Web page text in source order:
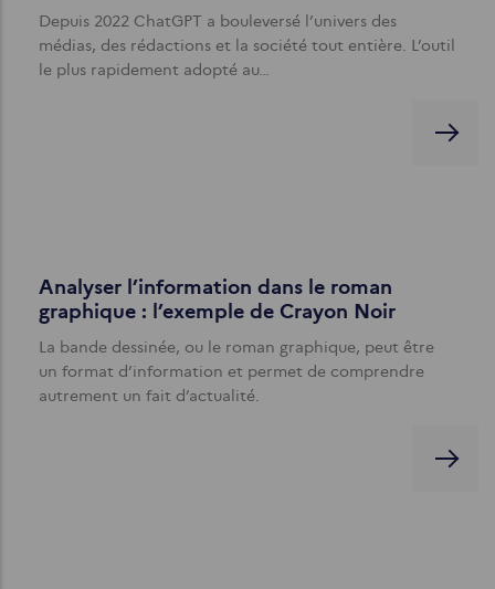
Depuis 2022 ChatGPT a bouleversé l’univers des
médias, des rédactions et la société tout entière. L’outil
le plus rapidement adopté au…
Analyser l’information dans le roman
graphique : l’exemple de Crayon Noir
La bande dessinée, ou le roman graphique, peut être
un format d’information et permet de comprendre
autrement un fait d’actualité.